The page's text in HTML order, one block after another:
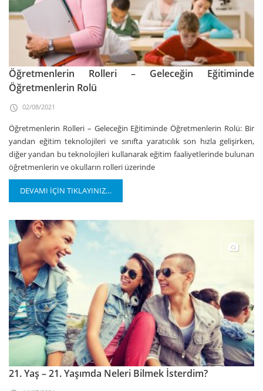
Öğretmenlerin Rolleri – Geleceğin Eğitiminde
Öğretmenlerin Rolü
02/08/2021
Öğretmenlerin Rolleri – Geleceğin Eğitiminde Öğretmenlerin Rolü: Bir
yandan eğitim teknolojileri ve sınıfta yaratıcılık son hızla gelişirken,
diğer yandan bu teknolojileri kullanarak eğitim faaliyetlerinde bulunan
öğretmenlerin ve okulların rolleri üzerinde
DEVAMI İÇİN TIKLAYINIZ…
21. Yaş – 21. Yaşımda Neleri Bilmek İsterdim?